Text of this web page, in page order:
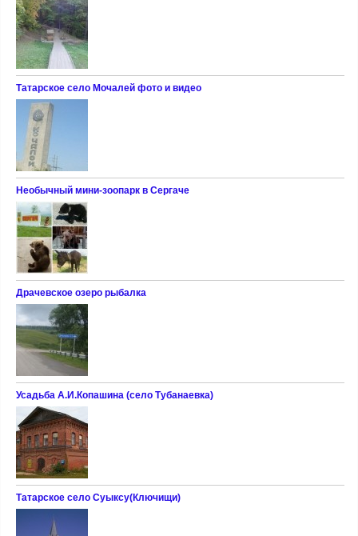
Татарское село Мочалей фото и видео
Необычный мини-зоопарк в Сергаче
Драчевское озеро рыбалка
Усадьба А.И.Копашина (село Тубанаевка)
Татарское село Суыксу(Ключищи)